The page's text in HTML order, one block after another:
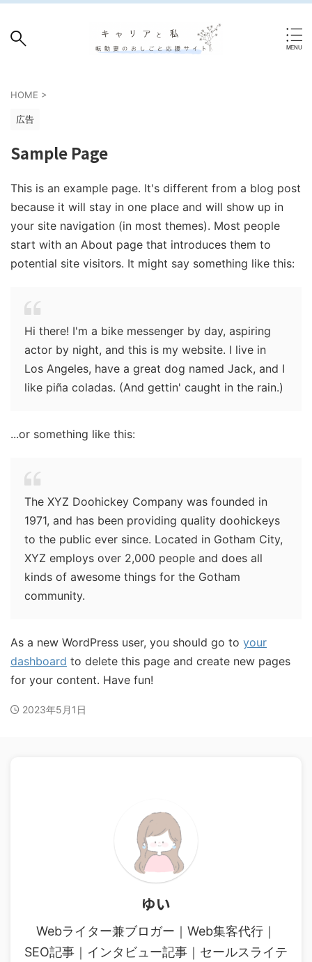
HOME >
広告
Sample Page
This is an example page. It's different from a blog post
because it will stay in one place and will show up in
your site navigation (in most themes). Most people
start with an About page that introduces them to
potential site visitors. It might say something like this:
Hi there! I'm a bike messenger by day, aspiring
actor by night, and this is my website. I live in
Los Angeles, have a great dog named Jack, and I
like piña coladas. (And gettin' caught in the rain.)
...or something like this:
The XYZ Doohickey Company was founded in
1971, and has been providing quality doohickeys
to the public ever since. Located in Gotham City,
XYZ employs over 2,000 people and does all
kinds of awesome things for the Gotham
community.
As a new WordPress user, you should go to your
dashboard to delete this page and create new pages
for your content. Have fun!
2023年5月1日
ゆい
Webライター兼ブロガー｜Web集客代行｜
SEO記事｜インタビュー記事｜セールスライテ